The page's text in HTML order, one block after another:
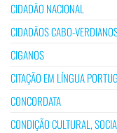
CIDADÃO NACIONAL
CIDADÃOS CABO-
CIGANOS
CITAÇÃO EM LÍNGUA
CONCORDATA
CONDIÇÃO CULTURAL,